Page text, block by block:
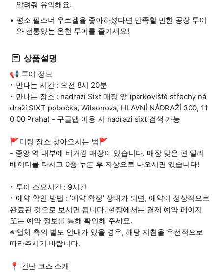
알려줘 유익해요.
평소 필스너 우르겔을 좋아하셨다면 만족할 만한 공장 투어
와 전통있는 온천 투어를 즐기세요!
상품설명
📢 투어 정보
･ 만나는 시간 : 오전 8시 20분
･ 만나는 장소 : nadrazi Sixt 매장 앞 (parkoviště střechy ná
draží SIXT pobočka, Wilsonova, HLAVNÍ NÁDRAŽÍ 300, 11
0 00 Praha) - 구글맵 이용 시 nadrazi sixt 검색 가능
🚩미팅 장소 찾아오시는 법🚩
- 중앙 역 내부에 버거킹 매장이 있습니다. 매장 맞은 편 엘리
베이터를 타시고 0층 누른 후 지상으로 나오시면 있습니다!
･ 투어 소요시간 : 9시간
･ 예약 확인 방법 : '예약 확정' 상태가 되면, 예약이 정상적으로
완료된 것으로 보시면 됩니다. 현장에서는 결제 예약 페이지
또는 예약 정보를 통해 확인해 주세요.
※ 업체 측의 별도 안내가 있을 경우, 해당 지침을 우선적으로
따라주시기 바랍니다.
📍 간단 코스 소개